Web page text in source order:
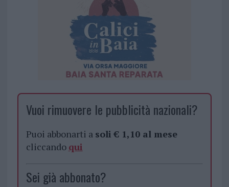
Vuoi rimuovere le pubblicità nazionali?
Puoi abbonarti a soli € 1,10 al mese
cliccando qui
Sei già abbonato?